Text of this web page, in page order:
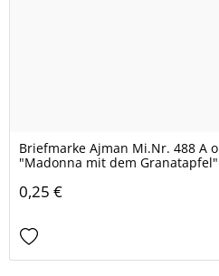
Briefmarke Ajman Mi.Nr. 488 A
"Madonna mit dem
0,25 €